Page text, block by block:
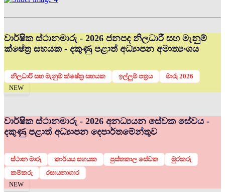
වාර්ෂික ස්ථානමාරු - 2026 ජනපද නිලධාරී සහ මැනුම්
ක්ෂේත්‍ර සහයක - දකුණු පළාත් අධ්‍යාපන අමාත්‍යංශය
නිලධාරි සහ මැනුම් ක්ෂේත්‍ර සහයක ඉල්ලුම් පත්‍රය
මාරු 2026
NEW
වාර්ෂික ස්ථානමාරු - 2026 අනධ්‍යයන සේවක සේවය -
දකුණු පළාත් අධ්‍යාපන දෙපාර්තමේන්තුව
ස්ථාන මාරු කාර්යය සහයක පුස්තකාල සේවක
මුරකරු
කම්කරු
රසායනාගාර
NEW